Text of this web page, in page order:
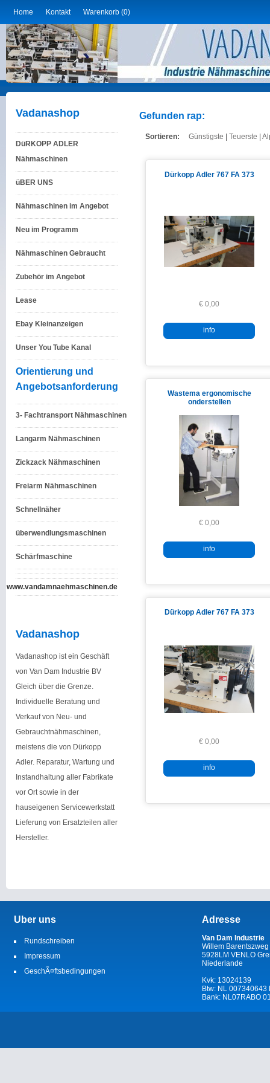
Home Kontakt Warenkorb (0)
Vadanashop
DüRKOPP ADLER
Nähmaschinen
üBER UNS
Nähmaschinen im Angebot
Neu im Programm
Nähmaschinen Gebraucht
Zubehör im Angebot
Lease
Ebay Kleinanzeigen
Unser You Tube Kanal
Orientierung und
Angebotsanforderung
3- Fachtransport Nähmaschinen
Langarm Nähmaschinen
Zickzack Nähmaschinen
Freiarm Nähmaschinen
Schnellnäher
überwendlungsmaschinen
Schärfmaschine
www.vandamnaehmaschinen.de
Vadanashop
Vadanashop ist ein Geschäft
von Van Dam Industrie BV
Gleich über die Grenze.
Individuelle Beratung und
Verkauf von Neu- und
Gebrauchtnähmaschinen,
meistens die von Dürkopp
Adler. Reparatur, Wartung und
Instandhaltung aller Fabrikate
vor Ort sowie in der
hauseigenen Servicewerkstatt
Lieferung von Ersatzteilen aller
Hersteller.
Gefunden rap:
Sortieren: Günstigste Teuerste
Dürkopp Adler 767 FA 373
€ 0,00
info
Wastema ergonomische
onderstellen
€ 0,00
info
Dürkopp Adler 767 FA 373
€ 0,00
info
Uber uns
Rundschreiben
Impressum
GeschÃ¤ftsbedingungen
Adresse
Van Dam Industrie
Willem Barentszweg
5928LM VENLO
Niederlande
Kvk: 13024139
Btw: NL 007340643
Bank: NL07RABO